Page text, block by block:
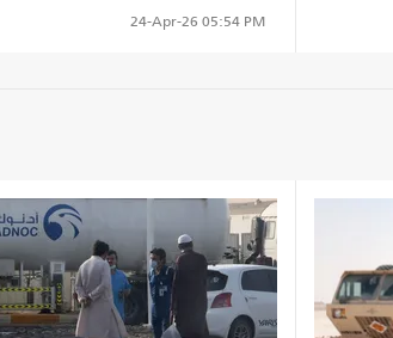
24-Apr-26 05:54 PM